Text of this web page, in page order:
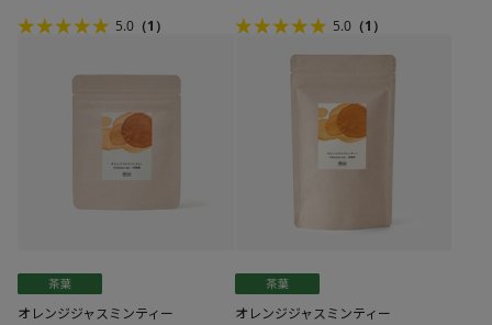
5.0 （1） 5.0 （1）
オレンジジャスミンティー オレンジジャスミンティー